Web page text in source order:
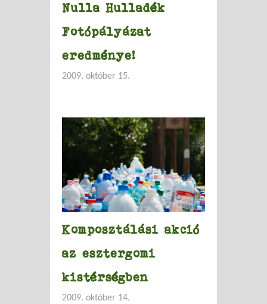
Nulla Hulladék
Fotópályázat
eredménye!
2009. október 15.
Komposztálási akció
az esztergomi
kistérségben
2009. október 14.